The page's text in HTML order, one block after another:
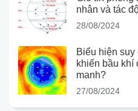
nhân và tác
28/08/2024
Biểu hiện
khiến bầu khí
manh?
27/08/2024